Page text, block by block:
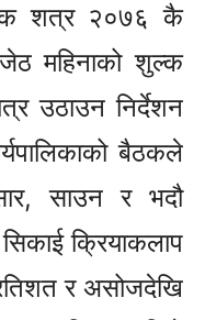
शत्र २०७६ कै
महिनाको शुल्क
उठाउन निर्देशन
बैठकले
साउन र भदौ
क्रियाकलाप
र असोजदेखि